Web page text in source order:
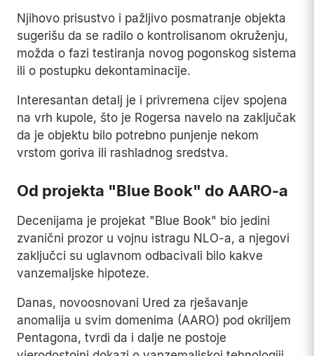
Njihovo prisustvo i pažljivo posmatranje objekta
sugerišu da se radilo o kontrolisanom okruženju,
možda o fazi testiranja novog pogonskog sistema
ili o postupku dekontaminacije.
Interesantan detalj je i privremena cijev spojena
na vrh kupole, što je Rogersa navelo na zaključak
da je objektu bilo potrebno punjenje nekom
vrstom goriva ili rashladnog sredstva.
Od projekta "Blue Book" do AARO-a
Decenijama je projekat "Blue Book" bio jedini
zvanični prozor u vojnu istragu NLO-a, a njegovi
zaključci su uglavnom odbacivali bilo kakve
vanzemaljske hipoteze.
Danas, novoosnovani Ured za rješavanje
anomalija u svim domenima (AARO) pod okriljem
Pentagona, tvrdi da i dalje ne postoje